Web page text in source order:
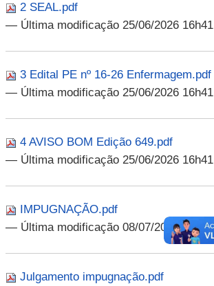
2 SEAL.pdf
— Última modificação 25/06/2026 16h41
3 Edital PE nº 16-26 Enfermagem.pdf
— Última modificação 25/06/2026 16h41
4 AVISO BOM Edição 649.pdf
— Última modificação 25/06/2026 16h41
IMPUGNAÇÃO.pdf
— Última modificação 08/07/2026 16h33
Julgamento impugnação.pdf